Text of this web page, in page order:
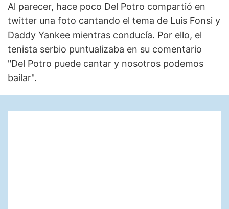
Al parecer, hace poco Del Potro compartió en
twitter una foto cantando el tema de Luis Fonsi y
Daddy Yankee mientras conducía. Por ello, el
tenista serbio puntualizaba en su comentario
"Del Potro puede cantar y nosotros podemos
bailar".